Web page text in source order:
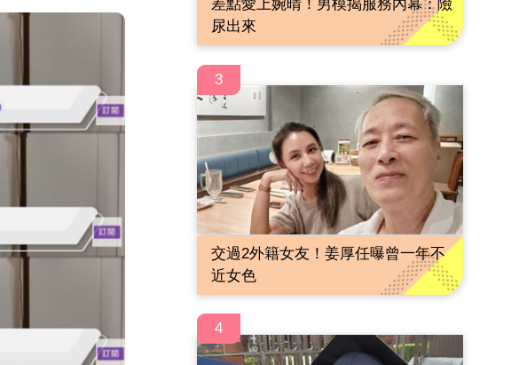
差點愛上婉晴！男模揭服務內幕：險
尿出來
3
交過2外籍女友！姜厚任曝曾一年不
近女色
4